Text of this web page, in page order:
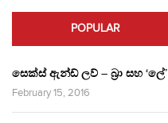
POPULAR
සෙක්ස් ඇන්ඩ් ලව් – බ්‍රා සහ ‘ලේ’
February 15, 2016